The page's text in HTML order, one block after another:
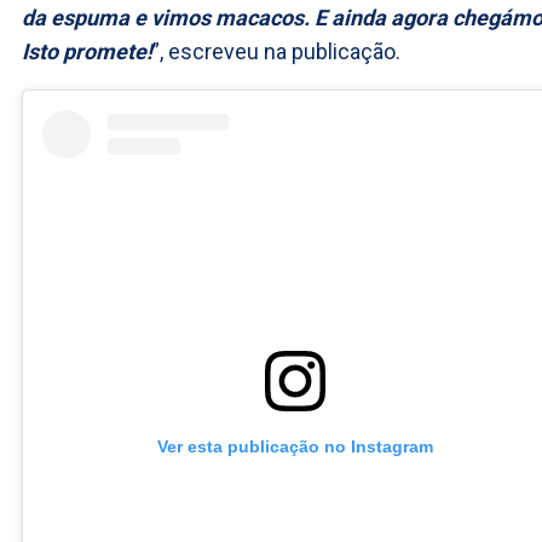
da espuma e vimos macacos. E ainda agora
Isto promete!”, escreveu na publicação.
Ver esta publicação no Instagram